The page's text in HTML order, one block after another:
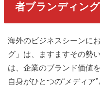
者ブランディング
海外のビジネスシーンに
グ」は、ますますその勢
は、企業のブランド価値
自身がひとつの“メディア